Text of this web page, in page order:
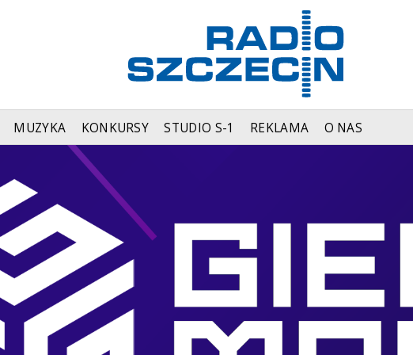
MUZYKA KONKURSY STUDIO S-1 REKLAMA O NAS